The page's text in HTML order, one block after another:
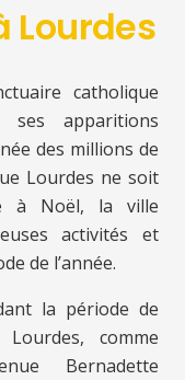
Lourdes
catholique
apparitions
des millions de
Lourdes ne soit
à Noël, la ville
activités et
de l’année.
la période de
comme
Bernadette